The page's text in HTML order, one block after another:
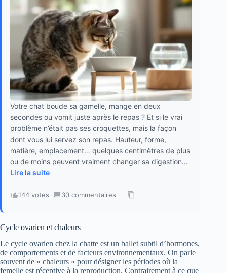
Votre chat boude sa gamelle, mange en deux
secondes ou vomit juste après le repas ? Et si le vrai
problème n’était pas ses croquettes, mais la façon
dont vous lui servez son repas. Hauteur, forme,
matière, emplacement… quelques centimètres de plus
ou de moins peuvent vraiment changer sa digestion...
Lire la suite
144 votes · 30 commentaires ·
Cycle ovarien et chaleurs
Le cycle ovarien chez la chatte est un ballet subtil d’hormones,
de comportements et de facteurs environnementaux. On parle
souvent de « chaleurs » pour désigner les périodes où la
femelle est réceptive à la reproduction. Contrairement à ce que